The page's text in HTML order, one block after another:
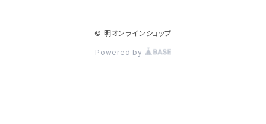
© 明オンラインショップ
Powered by